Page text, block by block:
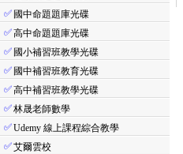
✅ 國中命題題庫光碟
✅高中命題題庫光碟
✅ 國小補習班教學光碟
✅ 國中補習班教育光碟
✅高中補習班教學光碟
✅林晟老師數學
✅Udemy 線上課程綜合教學
✅艾爾雲校